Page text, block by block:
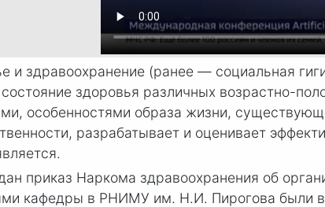
и здравоохранение (ранее — социальная
здоровья различных возрастно-
особенностями образа жизни,
разрабатывает и оценивает
приказ Наркома здравоохранения об
кафедры в РНИМУ им. Н.И. Пирогова были